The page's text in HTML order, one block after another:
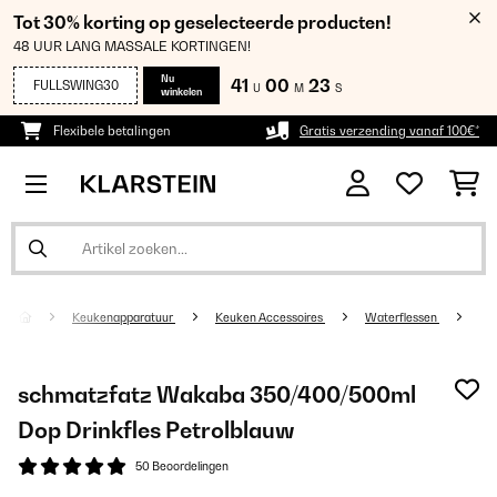
Tot 30% korting op geselecteerde producten!
48 UUR LANG MASSALE KORTINGEN!
FULLSWING30
Nu
winkelen
41 U 00 M 23 S
Flexibele betalingen Gratis verzending vanaf 100€*
Keukenapparatuur Keuken Accessoires Waterflessen
schmatzfatz Wakaba 350/400/500ml
Dop Drinkfles Petrolblauw
50 Beoordelingen